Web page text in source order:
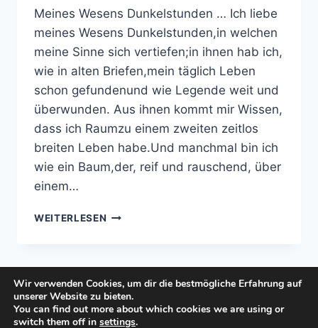
Meines Wesens Dunkelstunden … Ich liebe
meines Wesens Dunkelstunden,in welchen
meine Sinne sich vertiefen;in ihnen hab ich,
wie in alten Briefen,mein täglich Leben
schon gefundenund wie Legende weit und
überwunden. Aus ihnen kommt mir Wissen,
dass ich Raumzu einem zweiten zeitlos
breiten Leben habe.Und manchmal bin ich
wie ein Baum,der, reif und rauschend, über
einem…
WEITERLESEN MEINES
© 2026 manuela-buech.de - WordPress Theme
Wir verwenden Cookies, um dir die bestmögliche Erfahrung auf
unserer Website zu bieten.
You can find out more about which cookies we are using or
switch them off in settings.